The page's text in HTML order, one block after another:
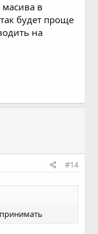
масива в
будет проще
на
#14